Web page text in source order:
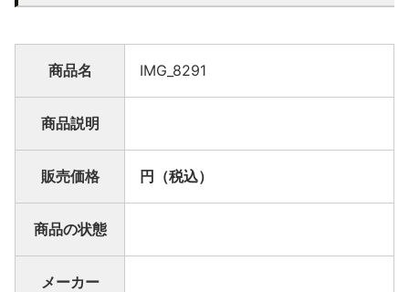
商品名 IMG_8291
商品説明
販売価格 円（税込）
商品の状態
メーカー